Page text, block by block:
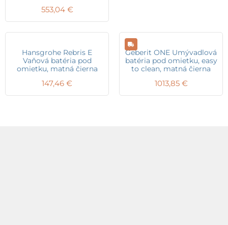
553,04 €
Hansgrohe Rebris E
Vaňová batéria pod
omietku, matná čierna
147,46 €
Geberit ONE Umývadlová
batéria pod omietku, easy
to clean, matná čierna
1013,85 €